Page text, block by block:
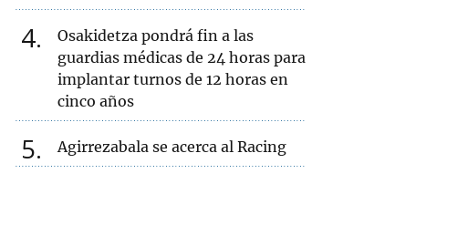
4
Osakidetza pondrá fin a las
guardias médicas de 24 horas para
implantar turnos de 12 horas en
cinco años
5 Agirrezabala se acerca al Racing